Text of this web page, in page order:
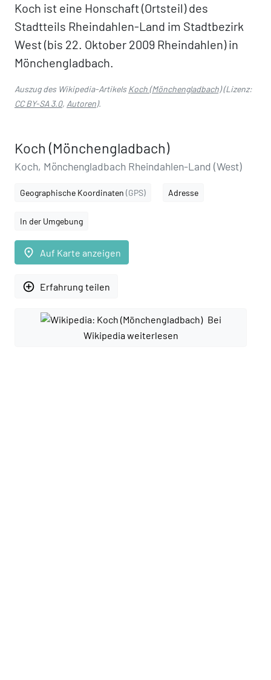
Koch ist eine Honschaft (Ortsteil) des
Stadtteils Rheindahlen-Land im Stadtbezirk
West (bis 22. Oktober 2009 Rheindahlen) in
Mönchengladbach.
Auszug des Wikipedia-ArtikelsKoch (Mönchengladbach)(Lizenz:
CC BY-SA 3.0, Autoren).
Koch (Mönchengladbach)
Koch, Mönchengladbach Rheindahlen-Land (West)
Geographische Koordinaten (GPS) Adresse
In der Umgebung
place Auf Karte anzeigen
add_circle_outline Erfahrung teilen
Bei
Wikipedia weiterlesen